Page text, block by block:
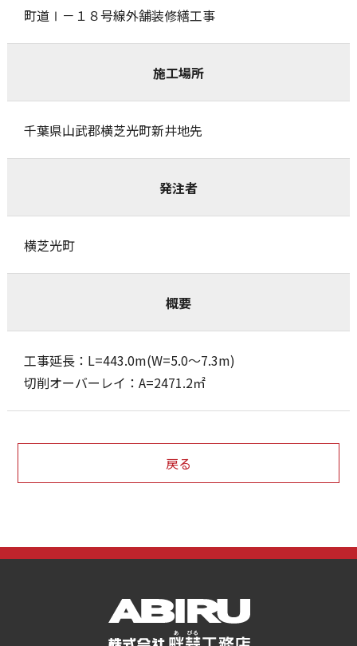
町道Ⅰ－１８号線外舗装修繕工事
施工場所
千葉県山武郡横芝光町新井地先
発注者
横芝光町
概要
工事延長：L=443.0m(W=5.0～7.3m)
切削オーバーレイ：A=2471.2㎡
戻る